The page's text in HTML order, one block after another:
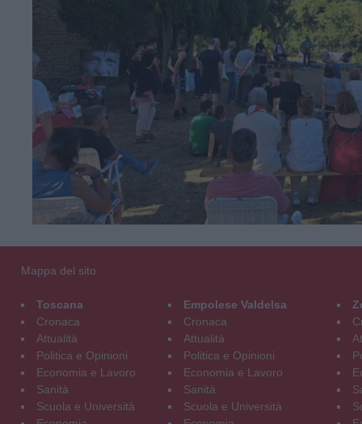
Mappa del sito
Toscana
Cronaca
Attualità
Politica e Opinioni
Economia e Lavoro
Sanità
Scuola e Università
Empolese Valdelsa
Cronaca
Attualità
Politica e Opinioni
Economia e Lavoro
Sanità
Scuola e Università